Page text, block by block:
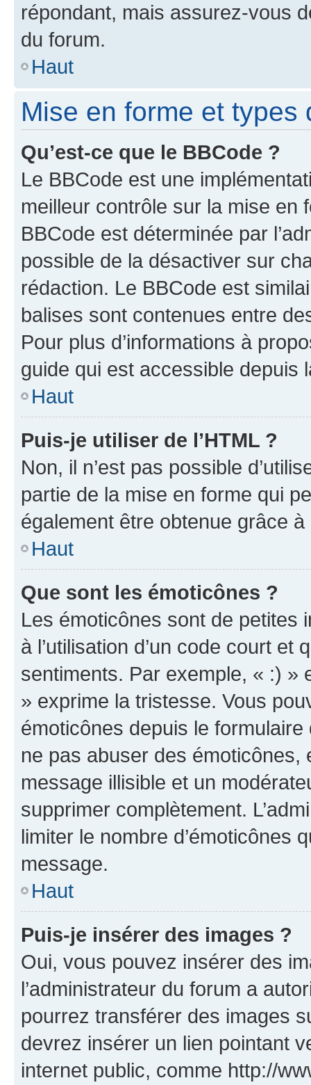
répondant, mais assurez-vous
du forum.
Haut
Mise en forme et types
Qu’est-ce que le BBCode ?
Le BBCode est une
meilleur contrôle sur la mise en
BBCode est déterminée par
possible de la désactiver sur
rédaction. Le BBCode est
balises sont contenues entre
Pour plus d’informations à
guide qui est accessible depuis
Haut
Puis-je utiliser de l’HTML ?
Non, il n’est pas possible
partie de la mise en forme qui
également être obtenue grâce à
Haut
Que sont les émoticônes ?
Les émoticônes sont de petites
à l’utilisation d’un code court et
sentiments. Par exemple, « :) »
» exprime la tristesse. Vous
émoticônes depuis le
ne pas abuser des
message illisible et un
supprimer complètement.
limiter le nombre d’émoticônes
message.
Haut
Puis-je insérer des images ?
Oui, vous pouvez insérer des
l’administrateur du forum a
pourrez transférer des images
devrez insérer un lien pointant
internet public, comme http://